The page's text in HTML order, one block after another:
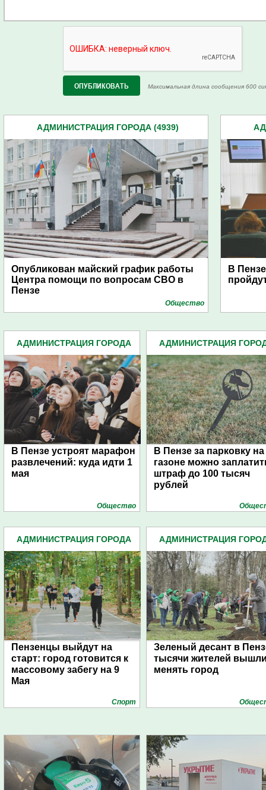
Максимальная длина сообщения 600
АДМИНИСТРАЦИЯ ГОРОДА (4939)
Опубликован майский график работы
Центра помощи по вопросам СВО в
Пензе
Общество
В
АДМИНИСТРАЦИЯ ГОРОДА
В Пензе устроят марафон
развлечений: куда идти 1
мая
Общество
АДМИНИСТРАЦИЯ
В Пензе за парковку на
газоне можно
штраф до 100 тысяч
рублей
АДМИНИСТРАЦИЯ ГОРОДА
Пензенцы выйдут на
старт: город готовится к
массовому забегу на 9
Мая
Спорт
АДМИНИСТРАЦИЯ
Зеленый десант в
тысячи жителей
менять город